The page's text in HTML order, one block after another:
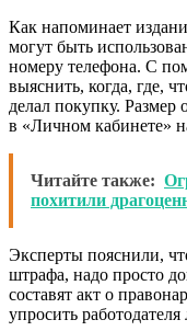
Как напоминает
могут быть
номеру телефона. С
выяснить, когда, где,
делал покупку. Размер
в «Личном кабинете»
Читайте также:
похитили
Эксперты пояснили,
штрафа, надо просто
составят акт о
упросить